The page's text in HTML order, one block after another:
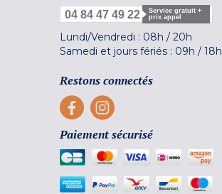
04 84 47 49 22
Service gratuit +
prix appel
Lundi/Vendredi : 08h / 20h
Samedi et jours fériés : 09h / 18h
Restons connectés
Paiement sécurisé